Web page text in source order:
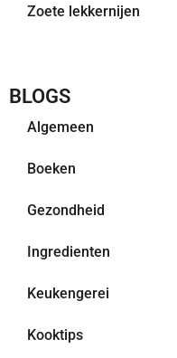
Zoete lekkernijen
BLOGS
Algemeen
Boeken
Gezondheid
Ingredienten
Keukengerei
Kooktips